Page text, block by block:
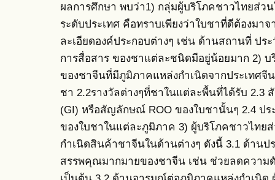
ผลการศึกษา พบว่า1) กลุ่มผู้บริโภคชาวไทยส่ว
ระดับประเทศ คือทราบเพียงว่าใบชาที่ดีต้องมา
ละเอียดองค์ประกอบต่างๆ เช่น ด้านสถานที่ ป
การสื่อสาร ของชาแต่ละชนิดมีอยู่น้อยมาก 2)
ของชาจีนที่มีภูมิภาคแหล่งกำเนิดจากประเทศ
ชา 2.2รางวัลต่างๆที่ชาในแต่ละพื้นที่ได้รับ
(GI) หรือสัญลักษณ์ ROO ของใบชานั้นๆ 2.4 ป
ของใบชาในแต่ละภูมิภาค 3) ผู้บริโภคชาวไทย
กำเนิดสินค้าชาจีนในด้านต่างๆ ดังนี้ 3.1 ด้านป
สรรพคุณมากมายของชาจีน เช่น ช่วยลดความ